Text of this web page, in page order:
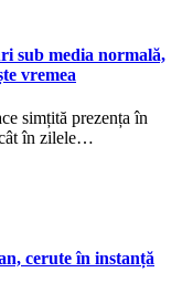
sub media normală,
vremea
simțită prezența în
în zilele…
cerute în instanță